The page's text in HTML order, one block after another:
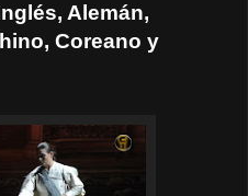
Alemán,
Coreano y